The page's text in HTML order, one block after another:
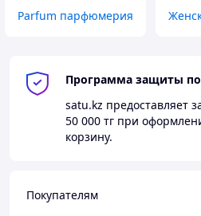
Parfum парфюмерия
Программа защиты
satu.kz предоставляет
50 000 тг при
корзину.
Покупателям